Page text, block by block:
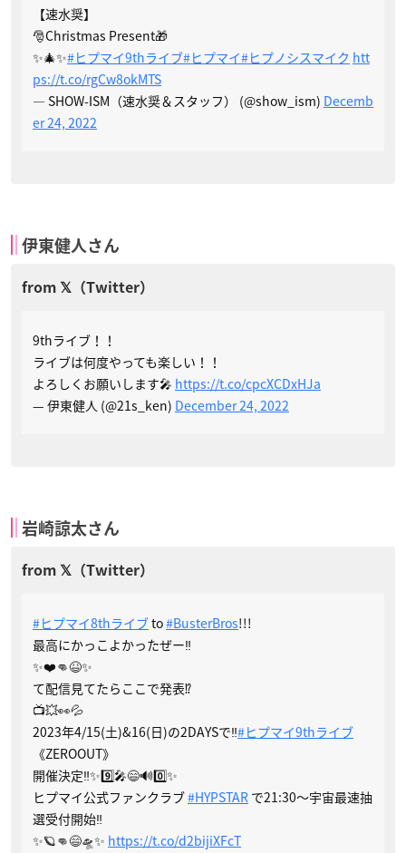
【速水奨】
🎅Christmas Present🎁
✨🎄✨#ヒプマイ9thライブ#ヒプマイ#ヒプノシスマイク htt
ps://t.co/rgCw8okMTS
— SHOW-ISM（速水奨＆スタッフ） (@show_ism) Decemb
er 24, 2022
伊東健人さん
9thライブ！！
ライブは何度やっても楽しい！！
よろしくお願いします🎤 https://t.co/cpcXCDxHJa
— 伊東健人 (@21s_ken) December 24, 2022
岩崎諒太さん
#ヒプマイ8thライブto#BusterBros!!!
最高にかっこよかったぜー‼️
✨❤️👊😆✨
て配信見てたらここで発表⁉️
📺💥👀💦
2023年4/15(土)&16(日)の2DAYSで‼️#ヒプマイ9thライブ
《ZEROOUT》
開催決定‼️✨9️⃣🎤😄🔊0️⃣✨
ヒプマイ公式ファンクラブ#HYPSTAR で21:30〜宇宙最速抽
選受付開始‼️
✨🪐👊😄🛸✨ https://t.co/d2bijiXFcT